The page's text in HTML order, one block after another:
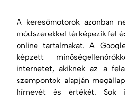
A keresőmotorok azonban
módszerekkel térképezik fel
online tartalmakat. A
képzett
internetet, akiknek az a
szempontok alapján
hírnevét és értékét. Sok